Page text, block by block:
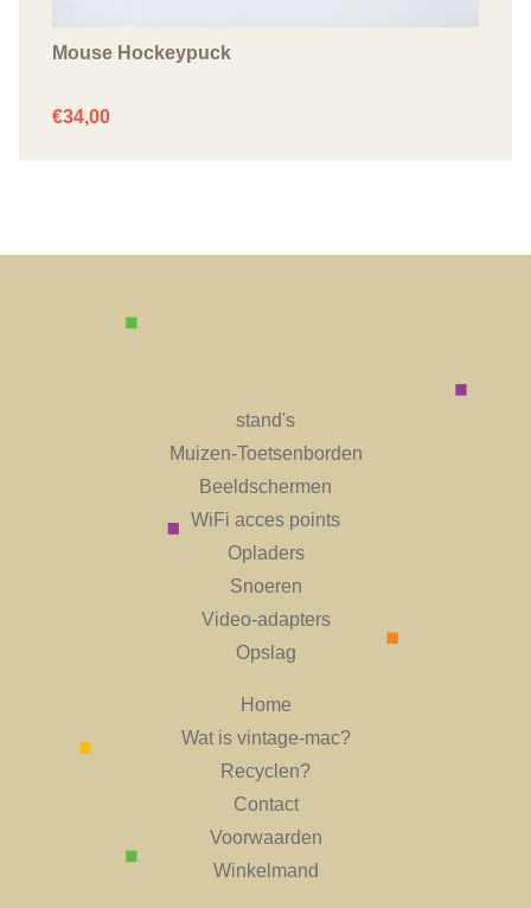
Mouse Hockeypuck
€34,00
stand's
Muizen-Toetsenborden
Beeldschermen
WiFi acces points
Opladers
Snoeren
Video-adapters
Opslag
Home
Wat is vintage-mac?
Recyclen?
Contact
Voorwaarden
Winkelmand